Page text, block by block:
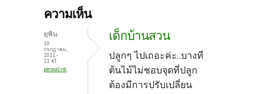
b
o
k
itt
es
t
ความเห็น
ยุพิน
10
กรกฎาคม,
2011 -
21:43
permalink
เด็กบ้านสวน
ปลูกๆ ไปเถอะค่ะ..บางที
ต้นไม้ไม่ชอบจุดที่ปลูก
ต้องมีการปรับเปลี่ยน